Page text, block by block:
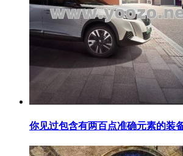
你见过包含有两百点准确元素的装